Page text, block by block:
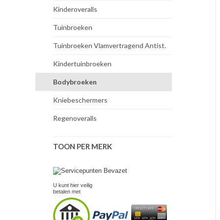
Kinderoveralls
Tuinbroeken
Tuinbroeken Vlamvertragend Antist.
Kindertuinbroeken
Bodybroeken
Kniebeschermers
Regenoveralls
TOON PER MERK
U kunt hier veilig
betalen met